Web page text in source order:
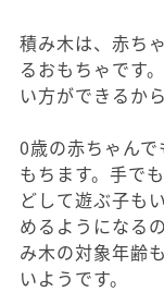
積み木は、赤ち
るおもちゃです
い方ができるから
0歳の赤ちゃん
もちます。手で
どして遊ぶ子も
めるようになる
み木の対象年齢
いようです。